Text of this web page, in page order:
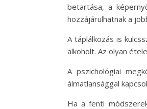
betartása, a
hozzájárulhatnak a
A táplálkozás is
alkoholt. Az olyan
A pszichológiai
álmatlansággal
Ha a fenti